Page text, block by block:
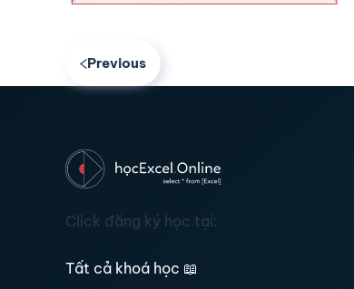
Previous
Click đăng ký học tại:
Tất cả khoá học 📖